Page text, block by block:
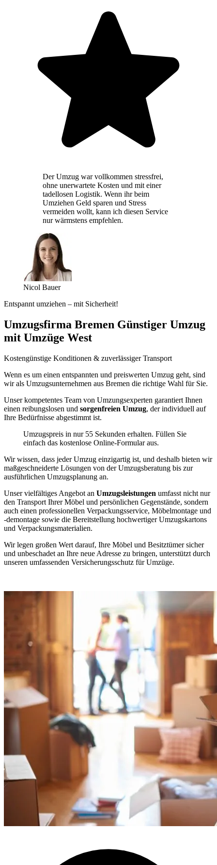
Der Umzug war vollkommen stressfrei,
ohne unerwartete Kosten und mit einer
tadellosen Logistik. Wenn ihr beim
Umziehen Geld sparen und Stress
vermeiden wollt, kann ich diesen Service
nur wärmstens empfehlen.
Nicol Bauer
Entspannt umziehen – mit Sicherheit!
Umzugsfirma Bremen Günstiger Umzug
mit Umzüge West
Kostengünstige Konditionen & zuverlässiger Transport
Wenn es um einen entspannten und preiswerten Umzug geht, sind
wir als Umzugsunternehmen aus Bremen die richtige Wahl für Sie.
Unser kompetentes Team von Umzungsexperten garantiert Ihnen
einen reibungslosen und sorgenfreien Umzug, der individuell auf
Ihre Bedürfnisse abgestimmt ist.
Umzugspreis in nur 55 Sekunden erhalten. Füllen Sie
einfach das kostenlose Online-Formular aus.
Wir wissen, dass jeder Umzug einzigartig ist, und deshalb bieten wir
maßgeschneiderte Lösungen von der Umzugsberatung bis zur
ausführlichen Umzugsplanung an.
Unser vielfältiges Angebot an Umzugsleistungen umfasst nicht nur
den Transport Ihrer Möbel und persönlichen Gegenstände, sondern
auch einen professionellen Verpackungsservice, Möbelmontage und
-demontage sowie die Bereitstellung hochwertiger Umzugskartons
und Verpackungsmaterialien.
Wir legen großen Wert darauf, Ihre Möbel und Besitztümer sicher
und unbeschadet an Ihre neue Adresse zu bringen, unterstützt durch
unseren umfassenden Versicherungsschutz für Umzüge.